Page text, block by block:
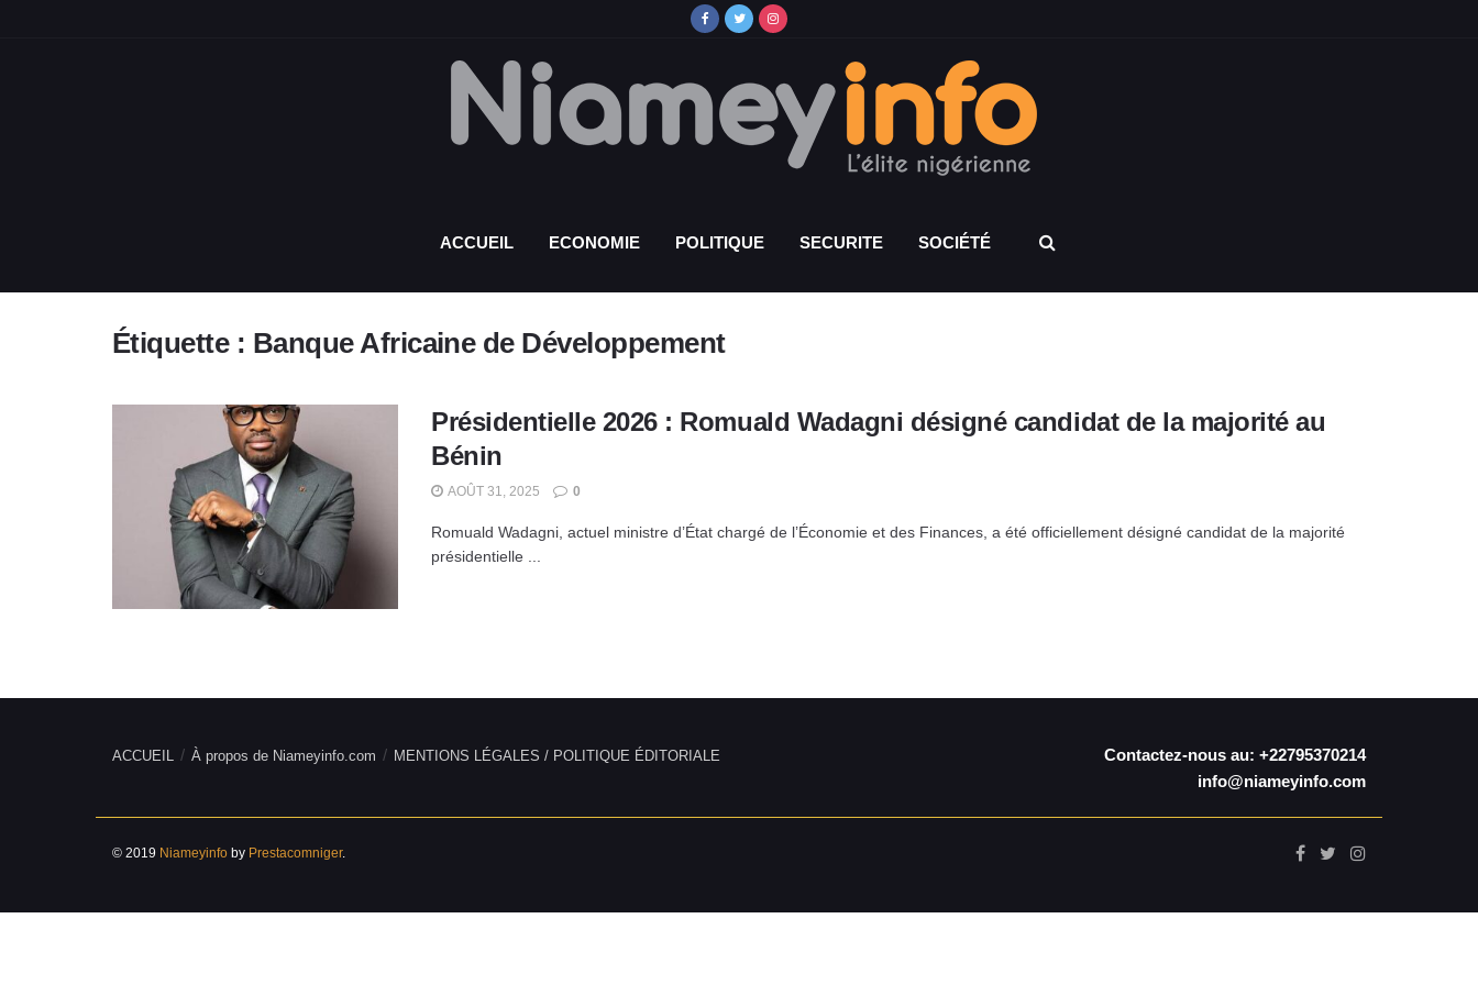
ACCUEIL ECONOMIE POLITIQUE SECURITE SOCIÉTÉ
Étiquette : Banque Africaine de Développement
Présidentielle 2026 : Romuald Wadagni désigné candidat de la majorité au
Bénin
AOÛT 31, 2025 0
Romuald Wadagni, actuel ministre d’État chargé de l’Économie et des Finances, a été officiellement désigné candidat de la majorité
présidentielle ...
ACCUEIL À propos de Niameyinfo.com MENTIONS LÉGALES / POLITIQUE ÉDITORIALE
Contactez-nous au: +22795370214
info@niameyinfo.com
© 2019 Niameyinfo by Prestacomniger.